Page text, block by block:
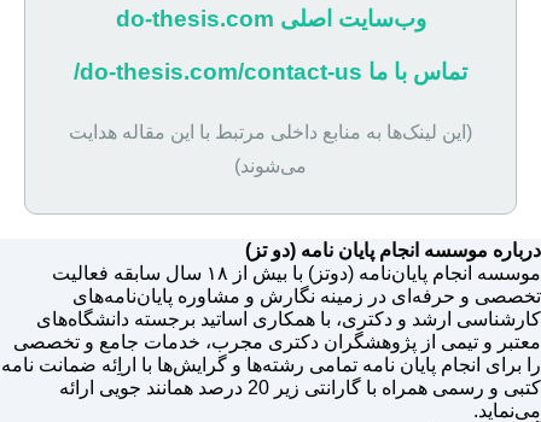
وب‌سایت اصلی do-thesis.com
تماس با ما do-thesis.com/contact-us/
(این لینک‌ها به منابع داخلی مرتبط با این مقاله هدایت
می‌شوند)
درباره موسسه انجام پایان نامه (دو تز)
موسسه انجام پایان‌نامه (دوتز) با بیش از ۱۸ سال سابقه فعالیت
تخصصی و حرفه‌ای در زمینه نگارش و مشاوره پایان‌نامه‌های
کارشناسی ارشد و دکتری، با همکاری اساتید برجسته دانشگاه‌های
معتبر و تیمی از پژوهشگران دکتری مجرب، خدمات جامع و تخصصی
را برای انجام پایان نامه تمامی رشته‌ها و گرایش‌ها با اراِئه ضمانت نامه
کتبی و رسمی همراه با گارانتی زیر 20 درصد همانند جویی ارائه
می‌نماید.